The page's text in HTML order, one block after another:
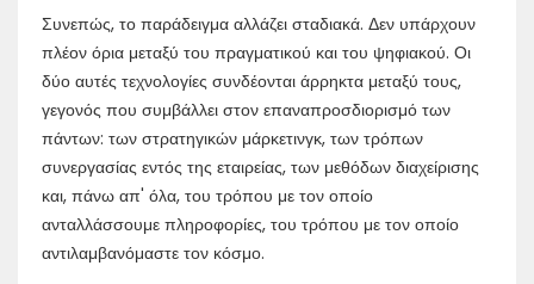
Συνεπώς, το παράδειγμα αλλάζει σταδιακά. Δεν υπάρχουν
πλέον όρια μεταξύ του πραγματικού και του ψηφιακού. Οι
δύο αυτές τεχνολογίες συνδέονται άρρηκτα μεταξύ τους,
γεγονός που συμβάλλει στον επαναπροσδιορισμό των
πάντων: των στρατηγικών μάρκετινγκ, των τρόπων
συνεργασίας εντός της εταιρείας, των μεθόδων διαχείρισης
και, πάνω απ' όλα, του τρόπου με τον οποίο
ανταλλάσσουμε πληροφορίες, του τρόπου με τον οποίο
αντιλαμβανόμαστε τον κόσμο.